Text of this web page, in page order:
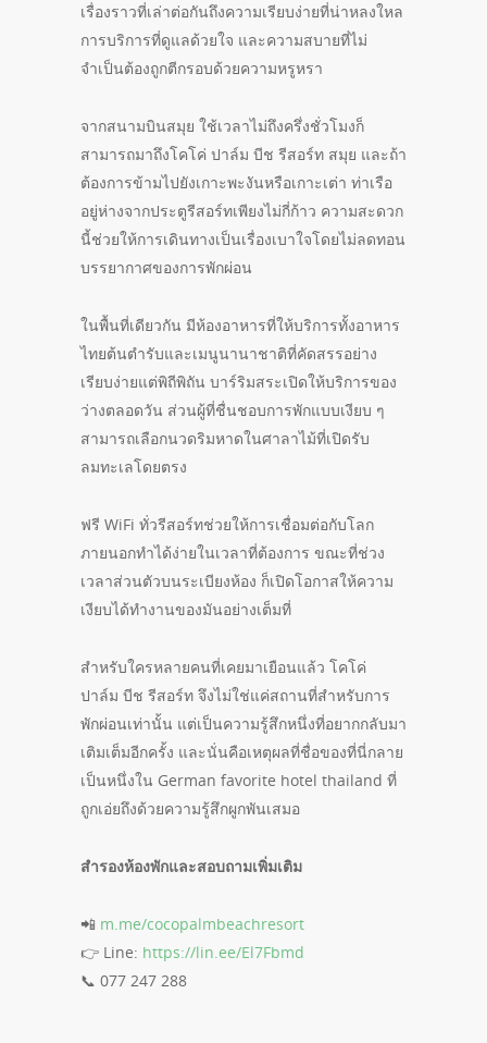
เรื่องราวที่เล่าต่อกันถึงความเรียบง่ายที่น่าหลงใหล
การบริการที่ดูแลด้วยใจ และความสบายที่ไม่
จำเป็นต้องถูกตีกรอบด้วยความหรูหรา
จากสนามบินสมุย ใช้เวลาไม่ถึงครึ่งชั่วโมงก็
สามารถมาถึงโคโค่ ปาล์ม บีช รีสอร์ท สมุย และถ้า
ต้องการข้ามไปยังเกาะพะงันหรือเกาะเต่า ท่าเรือ
อยู่ห่างจากประตูรีสอร์ทเพียงไม่กี่ก้าว ความสะดวก
นี้ช่วยให้การเดินทางเป็นเรื่องเบาใจโดยไม่ลดทอน
บรรยากาศของการพักผ่อน
ในพื้นที่เดียวกัน มีห้องอาหารที่ให้บริการทั้งอาหาร
ไทยต้นตำรับและเมนูนานาชาติที่คัดสรรอย่าง
เรียบง่ายแต่พิถีพิถัน บาร์ริมสระเปิดให้บริการของ
ว่างตลอดวัน ส่วนผู้ที่ชื่นชอบการพักแบบเงียบ ๆ
สามารถเลือกนวดริมหาดในศาลาไม้ที่เปิดรับ
ลมทะเลโดยตรง
ฟรี WiFi ทั่วรีสอร์ทช่วยให้การเชื่อมต่อกับโลก
ภายนอกทำได้ง่ายในเวลาที่ต้องการ ขณะที่ช่วง
เวลาส่วนตัวบนระเบียงห้อง ก็เปิดโอกาสให้ความ
เงียบได้ทำงานของมันอย่างเต็มที่
สำหรับใครหลายคนที่เคยมาเยือนแล้ว โคโค่
ปาล์ม บีช รีสอร์ท จึงไม่ใช่แค่สถานที่สำหรับการ
พักผ่อนเท่านั้น แต่เป็นความรู้สึกหนึ่งที่อยากกลับมา
เติมเต็มอีกครั้ง และนั่นคือเหตุผลที่ชื่อของที่นี่กลาย
เป็นหนึ่งใน German favorite hotel thailand ที่
ถูกเอ่ยถึงด้วยความรู้สึกผูกพันเสมอ
สำรองห้องพักและสอบถามเพิ่มเติม
📲 m.me/cocopalmbeachresort
👉 Line: https://lin.ee/El7Fbmd
📞 077 247 288